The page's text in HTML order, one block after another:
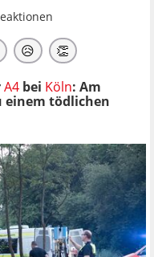
😥 👏
A4 bei Köln: Am
einem tödlichen